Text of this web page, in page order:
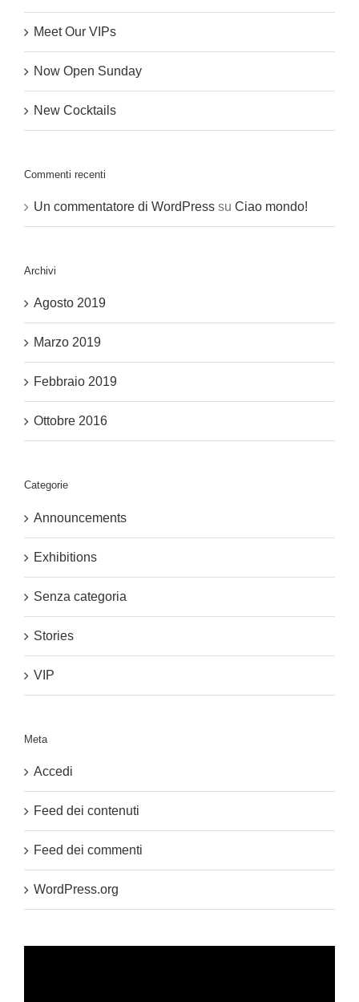
Meet Our VIPs
Now Open Sunday
New Cocktails
Commenti recenti
Un commentatore di WordPress su Ciao mondo!
Archivi
Agosto 2019
Marzo 2019
Febbraio 2019
Ottobre 2016
Categorie
Announcements
Exhibitions
Senza categoria
Stories
VIP
Meta
Accedi
Feed dei contenuti
Feed dei commenti
WordPress.org